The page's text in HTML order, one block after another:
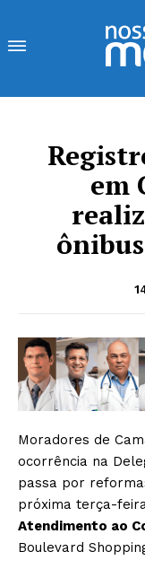
em
Moradores de
ocorrência na
passa por
próxima terça-
Atendimento ao
Boulevard